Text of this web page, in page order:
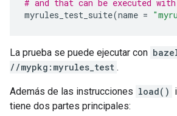
# and that can be executed
myrules_test_suite(name =
La prueba se puede ejecutar con
//mypkg:myrules_test .
Además de las instrucciones load()
tiene dos partes principales: